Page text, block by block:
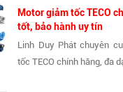
Motor giảm tốc TECO
tốt, bảo hành uy tín
Linh Duy Phát chuyên
tốc TECO chính hãng, đa